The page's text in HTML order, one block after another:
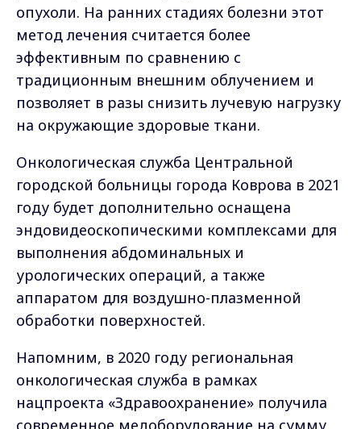
опухоли. На ранних стадиях болезни этот
метод лечения считается более
эффективным по сравнению с
традиционным внешним облучением и
позволяет в разы снизить лучевую нагрузку
на окружающие здоровые ткани.
Онкологическая служба Центральной
городской больницы города Коврова в 2021
году будет дополнительно оснащена
эндовидеоскопическими комплексами для
выполнения абдоминальных и
урологических операций, а также
аппаратом для воздушно-плазменной
обработки поверхностей.
Напомним, в 2020 году региональная
онкологическая служба в рамках
нацпроекта «Здравоохранение» получила
современное медоборудование на сумму